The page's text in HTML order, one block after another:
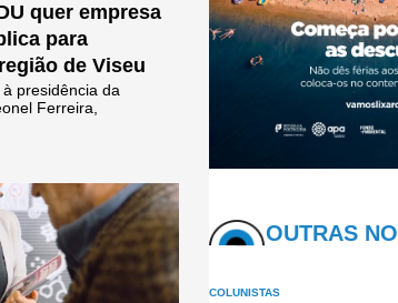
quer empresa
para
de Viseu
presidência da
Ferreira,
OUTRAS
COLUNISTAS